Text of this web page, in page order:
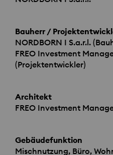
Bauherr /
NORDBORN I S.a.r.l.
FREO Investment
(Projektentwickler)
Architekt
FREO Investment
Gebäudefunktion
Mischnutzung, Büro,